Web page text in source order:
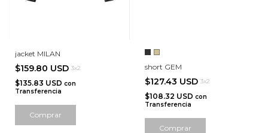
jacket MILAN
$159.80 USD 3x2
$135.83 USD con
Transferencia
Comprar
short GEM
$127.43 USD 3x2
$108.32 USD con
Transferencia
Comprar